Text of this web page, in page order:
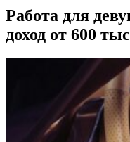
Работа для
доход от 600